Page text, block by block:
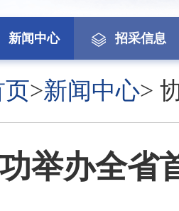
新闻中心 招采信息
页>新闻中心>
举办全省